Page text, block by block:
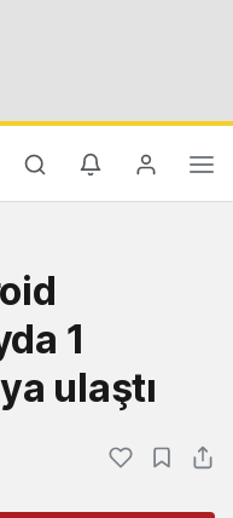
1
ulaştı